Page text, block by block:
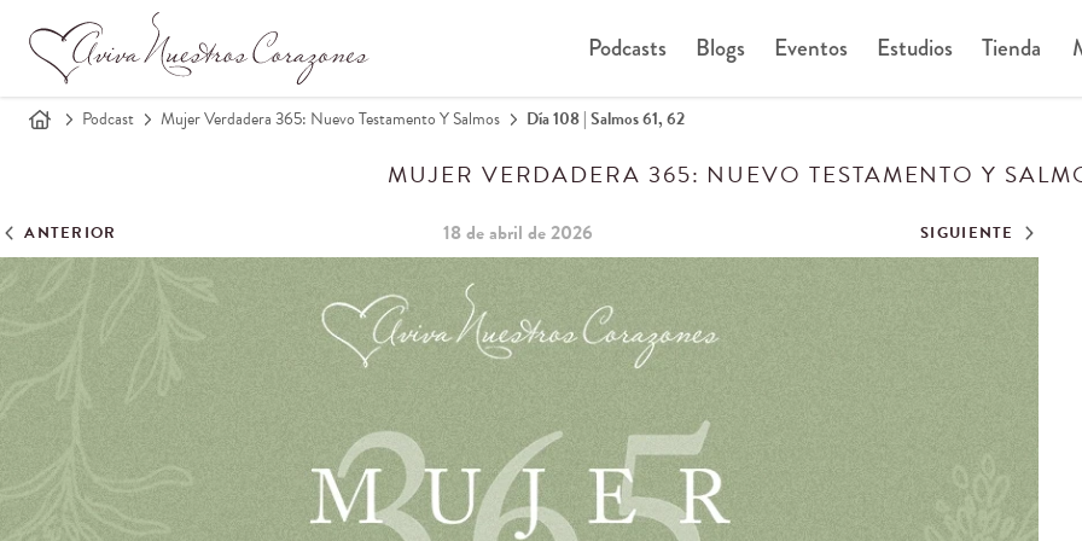
Podcasts Blogs Eventos Estudios Tienda
Podcast Mujer Verdadera 365: Nuevo Testamento Y Salmos Día 108 | Salmos 61, 62
MUJER VERDADERA 365: NUEVO TESTAMENTO Y
ANTERIOR 18 de abril de 2026 SIGUIENTE